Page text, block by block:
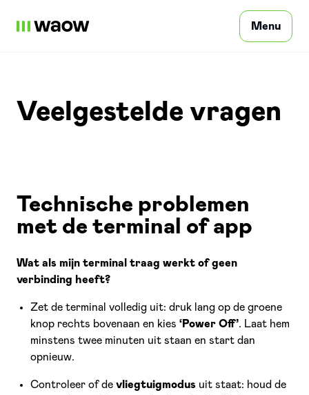
Menu
Súkromná osoba
Casto kladené otázky
Kontaktujte nás
Prihlásiť sa SK
Veelgestelde vragen
Technische problemen
met de terminal of app
Wat als mijn terminal traag werkt of geen
verbinding heeft?
Zet de terminal volledig uit: druk lang op de groene
knop rechts bovenaan en kies ‘Power Off’. Laat hem
minstens twee minuten uit staan en start dan
opnieuw.
Controleer of de vliegtuigmodus uit staat: houd de